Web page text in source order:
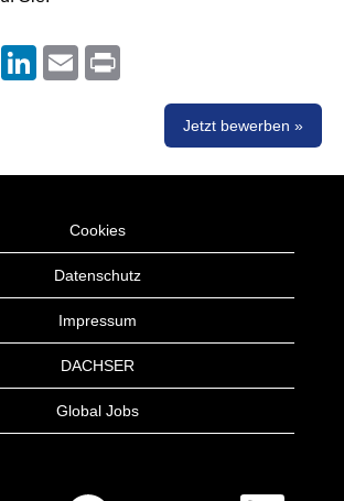
XING LinkedInEmail
Jetzt bewerben »
Cookies
Datenschutz
Impressum
DACHSER
Global Jobs
W W